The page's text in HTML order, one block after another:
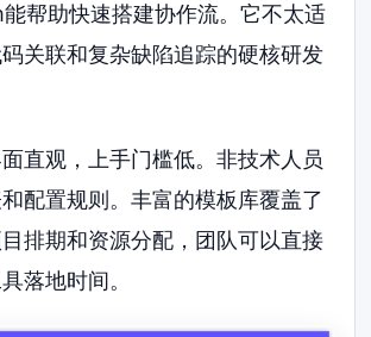
帮助快速搭建协作流。它不太适
关联和复杂缺陷追踪的硬核研发
面直观，上手门槛低。非技术人员
配置规则。丰富的模板库覆盖了
排期和资源分配，团队可以直接
落地时间。